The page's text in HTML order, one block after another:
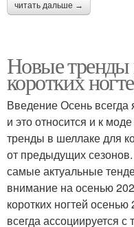
читать дальше →
Новые тренды
коротких
Введение Осень
и это относится и к
тренды в шеллаке для
от предыдущих
самые актуальные
внимание на осенью
коротких ногтей
всегда ассоциируется